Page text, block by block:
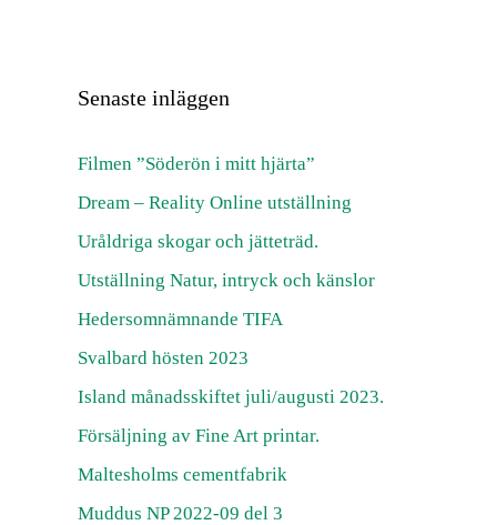
Senaste inläggen
Filmen ”Söderön i mitt hjärta”
Dream – Reality Online utställning
Uråldriga skogar och jätteträd.
Utställning Natur, intryck och känslor
Hedersomnämnande TIFA
Svalbard hösten 2023
Island månadsskiftet juli/augusti 2023.
Försäljning av Fine Art printar.
Maltesholms cementfabrik
Muddus NP 2022-09 del 3